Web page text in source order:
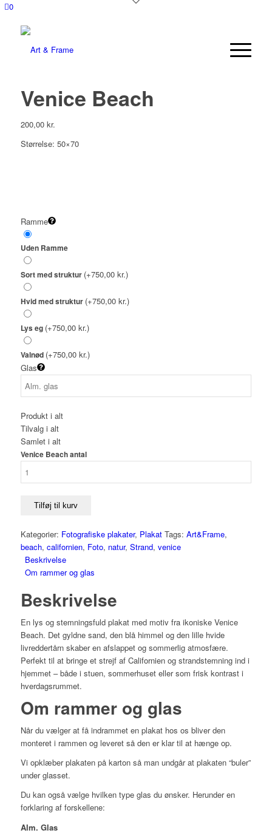
0
Venice Beach
200,00 kr.
Størrelse: 50×70
Ramme
Uden Ramme
Sort med struktur (+750,00 kr.)
Hvid med struktur (+750,00 kr.)
Lys eg (+750,00 kr.)
Valnød (+750,00 kr.)
Glas
Produkt i alt
Tilvalg i alt
Samlet i alt
Venice Beach antal
Tilføj til kurv
Kategorier: Fotografiske plakater, Plakat Tags: Art&Frame,
beach, californien, Foto, natur, Strand, venice
Beskrivelse
Om rammer og glas
Beskrivelse
En lys og stemningsfuld plakat med motiv fra ikoniske Venice
Beach. Det gyldne sand, den blå himmel og den lille hvide
livreddertårn skaber en afslappet og sommerlig atmosfære.
Perfekt til at bringe et strejf af Californien og strandstemning ind i
hjemmet – både i stuen, sommerhuset eller som frisk kontrast i
hverdagsrummet.
Om rammer og glas
Når du vælger at få indrammet en plakat hos os bliver den
monteret i rammen og leveret så den er klar til at hænge op.
Vi opklæber plakaten på karton så man undgår at plakaten “buler”
under glasset.
Du kan også vælge hvilken type glas du ønsker. Herunder en
forklaring af forskellene:
Alm. Glas